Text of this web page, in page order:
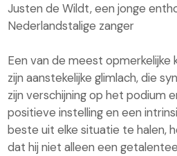
Justen de Wildt, een jonge
Nederlandstalige zanger
Een van de meest opmerkelijke
zijn aanstekelijke glimlach, die
zijn verschijning op het podium
positieve instelling en een
beste uit elke situatie te halen,
dat hij niet alleen een